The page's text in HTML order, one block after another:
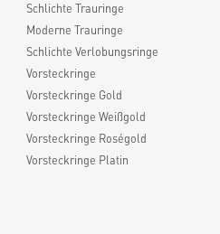
Schlichte Trauringe
Moderne Trauringe
Schlichte Verlobungsringe
Vorsteckringe
Vorsteckringe Gold
Vorsteckringe Weißgold
Vorsteckringe Roségold
Vorsteckringe Platin